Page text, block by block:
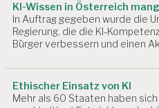
KI-Wissen in Österreich
In Auftrag gegeben wurde die
Regierung, die die KI-
Bürger verbessern und einen
Ethischer Einsatz von KI
Mehr als 60 Staaten haben